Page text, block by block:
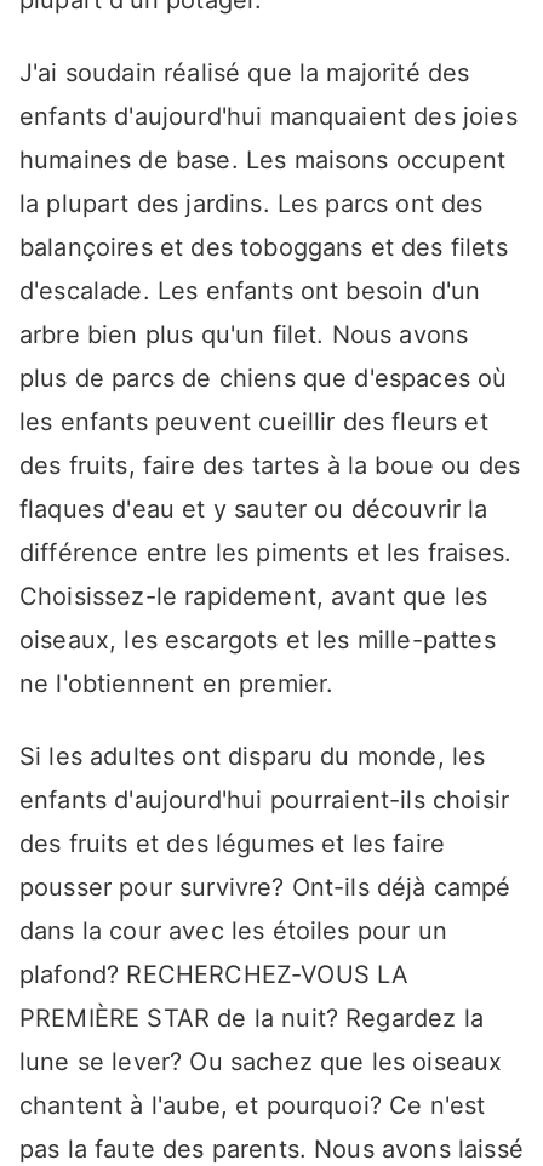
J'ai soudain réalisé que la majorité des
enfants d'aujourd'hui manquaient des joies
humaines de base. Les maisons occupent
la plupart des jardins. Les parcs ont des
balançoires et des toboggans et des filets
d'escalade. Les enfants ont besoin d'un
arbre bien plus qu'un filet. Nous avons
plus de parcs de chiens que d'espaces où
les enfants peuvent cueillir des fleurs et
des fruits, faire des tartes à la boue ou des
flaques d'eau et y sauter ou découvrir la
différence entre les piments et les fraises.
Choisissez-le rapidement, avant que les
oiseaux, les escargots et les mille-pattes
ne l'obtiennent en premier.
Si les adultes ont disparu du monde, les
enfants d'aujourd'hui pourraient-ils choisir
des fruits et des légumes et les faire
pousser pour survivre? Ont-ils déjà campé
dans la cour avec les étoiles pour un
plafond? RECHERCHEZ-VOUS LA
PREMIÈRE STAR de la nuit? Regardez la
lune se lever? Ou sachez que les oiseaux
chantent à l'aube, et pourquoi? Ce n'est
pas la faute des parents. Nous avons laissé